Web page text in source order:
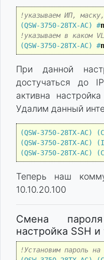
!указываем ИП,
(QSW-3750-28TX-AC) #
!указываем в каком
(QSW-3750-28TX-AC) #
При данной
достучаться до
активна
Удалим данный
(QSW-3750-28TX-AC)
(QSW-3750-28TX-
(QSW-3750-28TX-AC)
Теперь наш
10.10.20.100
Смена
настройка SSH и
!Установим пароль